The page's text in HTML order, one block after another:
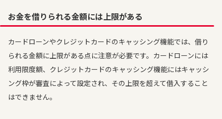
お金を借りられる金額には上限がある
カードローンやクレジットカードのキャッシング機能では、借り
られる金額に上限がある点に注意が必要です。カードローンには
利用限度額、クレジットカードのキャッシング機能にはキャッシ
ング枠が審査によって設定され、その上限を超えて借入すること
はできません。